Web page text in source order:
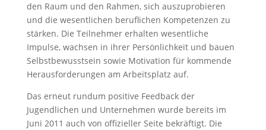
den Raum und den Rahmen, sich auszuprobieren
und die wesentlichen beruflichen Kompetenzen zu
stärken. Die Teilnehmer erhalten wesentliche
Impulse, wachsen in ihrer Persönlichkeit und bauen
Selbstbewusstsein sowie Motivation für kommende
Herausforderungen am Arbeitsplatz auf.
Das erneut rundum positive Feedback der
Jugendlichen und Unternehmen wurde bereits im
Juni 2011 auch von offizieller Seite bekräftigt. Die